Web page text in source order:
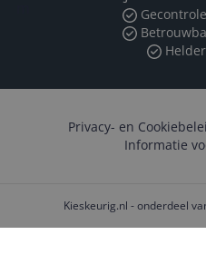
Privacy- en
Informatie
Kieskeurig.nl - onderdeel